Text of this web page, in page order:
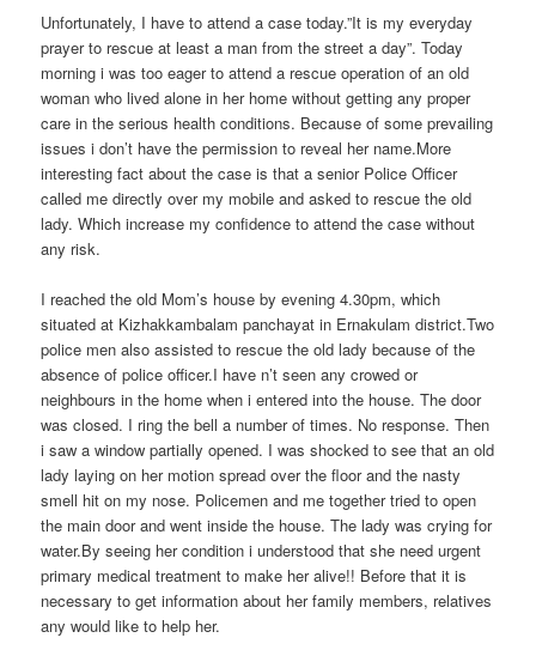
Unfortunately, I have to attend a case today.”It is my everyday
prayer to rescue at least a man from the street a day”. Today
morning i was too eager to attend a rescue operation of an old
woman who lived alone in her home without getting any proper
care in the serious health conditions. Because of some prevailing
issues i don’t have the permission to reveal her name.More
interesting fact about the case is that a senior Police Officer
called me directly over my mobile and asked to rescue the old
lady. Which increase my confidence to attend the case without
any risk.
I reached the old Mom’s house by evening 4.30pm, which
situated at Kizhakkambalam panchayat in Ernakulam district.Two
police men also assisted to rescue the old lady because of the
absence of police officer.I have n’t seen any crowed or
neighbours in the home when i entered into the house. The door
was closed. I ring the bell a number of times. No response. Then
i saw a window partially opened. I was shocked to see that an old
lady laying on her motion spread over the floor and the nasty
smell hit on my nose. Policemen and me together tried to open
the main door and went inside the house. The lady was crying for
water.By seeing her condition i understood that she need urgent
primary medical treatment to make her alive!! Before that it is
necessary to get information about her family members, relatives
any would like to help her.